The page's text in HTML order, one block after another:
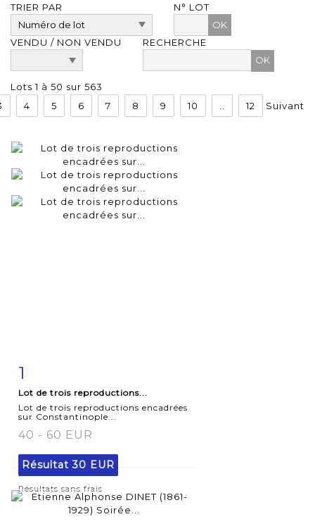
TRIER PAR
N° LOT
OK
VENDU / NON VENDU
RECHERCHE
Lots 1 à 50 sur 563
4 5 6 7 8 9 10 12 Suivant
1
Lot de trois reproductions...
Lot de trois reproductions encadrées
sur Constantinople...
40 - 60 EUR
Résultat30 EUR
Résultats sans frais